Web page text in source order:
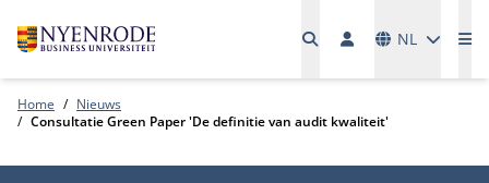
NL
Home
Nieuws
Consultatie Green Paper 'De definitie van audit kwaliteit'